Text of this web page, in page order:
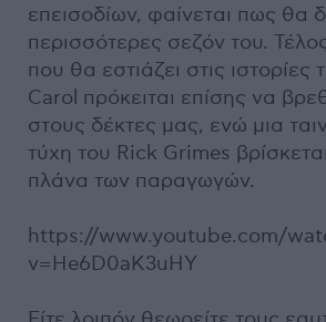
επεισοδίων, φαίνεται πως θα
περισσότερες σεζόν του.
που θα εστιάζει στις ιστορίες
Carol πρόκειται επίσης να
στους δέκτες μας, ενώ μια
τύχη του Rick Grimes
πλάνα των παραγωγών.
https://www.youtube.com/
v=He6D0aK3uHY